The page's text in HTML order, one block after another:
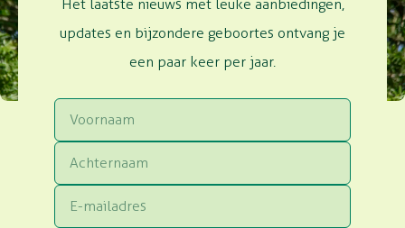
Het laatste nieuws met leuke aanbiedingen,
updates en bijzondere geboortes ontvang je
een paar keer per jaar.